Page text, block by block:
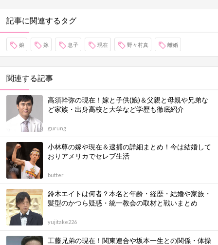
記事に関連するタグ
娘 嫁 息子 現在 野々村真 離婚
関連する記事
高須幹弥の現在！嫁と子供(娘)＆父親と母親や兄弟な
ど家族・出身高校と大学など学歴も徹底紹介
gurung
小林尊の嫁や現在＆逮捕の詳細まとめ！今は結婚して
おりアメリカでセレブ生活
butter
鈴木エイトは何者？本名と年齢・経歴・結婚や家族・
髪型のかつら疑惑・統一教会の取材と戦いまとめ
yujitake226
工藤兄弟の現在！関東連合や坂本一生との関係・体操